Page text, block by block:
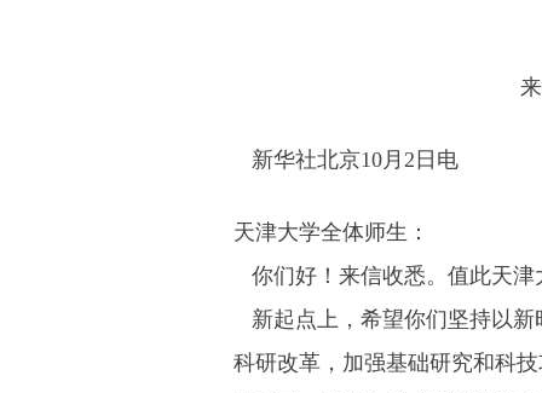
新华社北京10月2日电
天津大学全体师生：
你们好！来信收悉。值此天津
新起点上，希望你们坚持以新
科研改革，加强基础研究和科